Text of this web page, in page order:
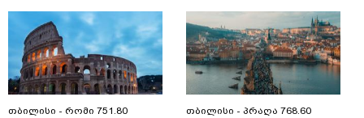
თბილისი - რომი 751.80
თბილისი - პრაღა 768.60